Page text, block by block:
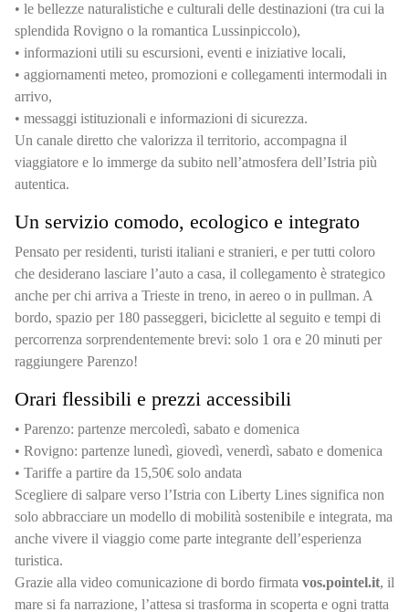
• le bellezze naturalistiche e culturali delle destinazioni (tra cui la
splendida Rovigno o la romantica Lussinpiccolo),
• informazioni utili su escursioni, eventi e iniziative locali,
• aggiornamenti meteo, promozioni e collegamenti intermodali in
arrivo,
• messaggi istituzionali e informazioni di sicurezza.
Un canale diretto che valorizza il territorio, accompagna il
viaggiatore e lo immerge da subito nell’atmosfera dell’Istria più
autentica.
Un servizio comodo, ecologico e integrato
Pensato per residenti, turisti italiani e stranieri, e per tutti coloro
che desiderano lasciare l’auto a casa, il collegamento è strategico
anche per chi arriva a Trieste in treno, in aereo o in pullman. A
bordo, spazio per 180 passeggeri, biciclette al seguito e tempi di
percorrenza sorprendentemente brevi: solo 1 ora e 20 minuti per
raggiungere Parenzo!
Orari flessibili e prezzi accessibili
• Parenzo: partenze mercoledì, sabato e domenica
• Rovigno: partenze lunedì, giovedì, venerdì, sabato e domenica
• Tariffe a partire da 15,50€ solo andata
Scegliere di salpare verso l’Istria con Liberty Lines significa non
solo abbracciare un modello di mobilità sostenibile e integrata, ma
anche vivere il viaggio come parte integrante dell’esperienza
turistica.
Grazie alla video comunicazione di bordo firmata vos.pointel.it, il
mare si fa narrazione, l’attesa si trasforma in scoperta e ogni tratta